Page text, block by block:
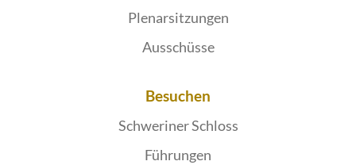
Plenarsitzungen
Ausschüsse
Besuchen
Schweriner Schloss
Führungen